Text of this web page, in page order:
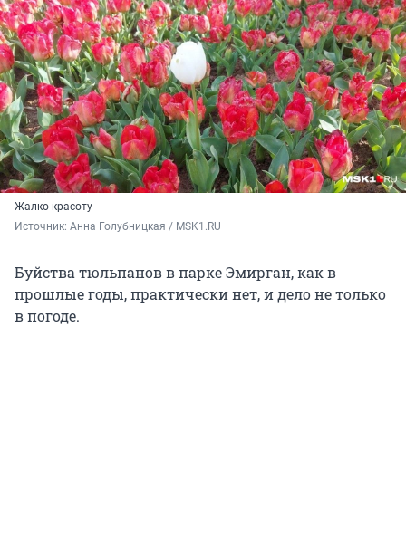
Жалко красоту
Источник: Анна Голубницкая / MSK1.RU
Буйства тюльпанов в парке Эмирган, как в
прошлые годы, практически нет, и дело не только
в погоде.